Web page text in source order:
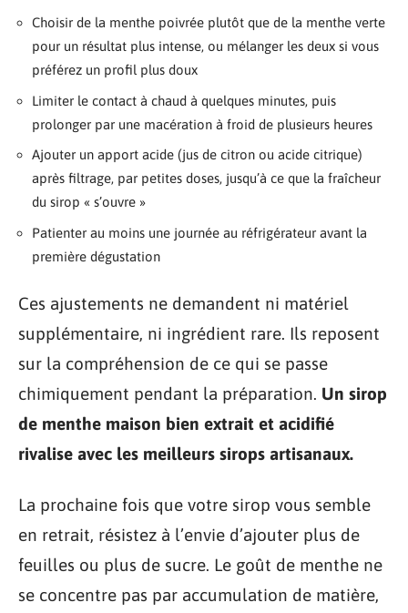
Choisir de la menthe poivrée plutôt que de la menthe verte
pour un résultat plus intense, ou mélanger les deux si vous
préférez un profil plus doux
Limiter le contact à chaud à quelques minutes, puis
prolonger par une macération à froid de plusieurs heures
Ajouter un apport acide (jus de citron ou acide citrique)
après filtrage, par petites doses, jusqu’à ce que la fraîcheur
du sirop « s’ouvre »
Patienter au moins une journée au réfrigérateur avant la
première dégustation
Ces ajustements ne demandent ni matériel
supplémentaire, ni ingrédient rare. Ils reposent
sur la compréhension de ce qui se passe
chimiquement pendant la préparation. Un sirop
de menthe maison bien extrait et acidifié
rivalise avec les meilleurs sirops artisanaux.
La prochaine fois que votre sirop vous semble
en retrait, résistez à l’envie d’ajouter plus de
feuilles ou plus de sucre. Le goût de menthe ne
se concentre pas par accumulation de matière,